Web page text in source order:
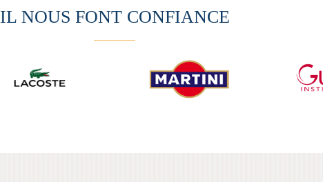
IL NOUS FONT CONFIANCE